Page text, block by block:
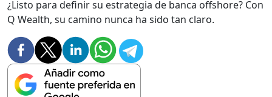
¿Listo para definir su estrategia de banca offshore? Con
Q Wealth, su camino nunca ha sido tan claro.